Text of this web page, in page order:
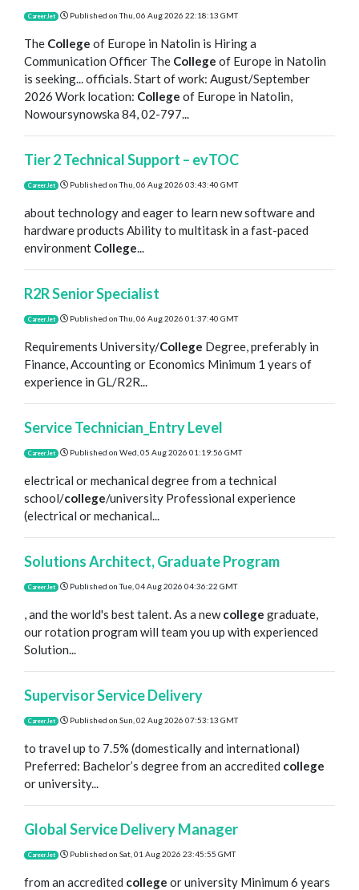
CareerJet Published onThu, 06 Aug 2026 22:18:13 GMT
The College of Europe in Natolin is Hiring a
Communication Officer The College of Europe in Natolin
is seeking... officials. Start of work: August/September
2026 Work location: College of Europe in Natolin,
Nowoursynowska 84, 02-797...
Tier 2 Technical Support – evTOC
CareerJet Published onThu, 06 Aug 2026 03:43:40 GMT
about technology and eager to learn new software and
hardware products Ability to multitask in a fast-paced
environment College...
R2R Senior Specialist
CareerJet Published onThu, 06 Aug 2026 01:37:40 GMT
Requirements University/College Degree, preferably in
Finance, Accounting or Economics Minimum 1 years of
experience in GL/R2R...
Service Technician_Entry Level
CareerJet Published on Wed, 05 Aug 2026 01:19:56 GMT
electrical or mechanical degree from a technical
school/college/university Professional experience
(electrical or mechanical...
Solutions Architect, Graduate Program
CareerJet Published onTue, 04 Aug 2026 04:36:22 GMT
, and the world's best talent. As a newcollege graduate,
our rotation program will team you up with experienced
Solution...
Supervisor Service Delivery
CareerJet Published on Sun, 02 Aug 2026 07:53:13 GMT
to travel up to 7.5% (domestically and international)
Preferred: Bachelor’s degree from an accredited college
or university...
Global Service Delivery Manager
CareerJet Published on Sat, 01 Aug 2026 23:45:55 GMT
from an accredited college or university Minimum 6 years